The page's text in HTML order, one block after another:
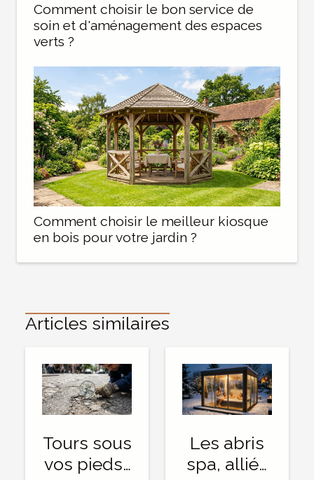
Comment choisir le bon service de
soin et d'aménagement des espaces
verts ?
Comment choisir le meilleur kiosque
en bois pour votre jardin ?
Articles similaires
Tours sous
vos pieds :
Les abris
spa, alliés